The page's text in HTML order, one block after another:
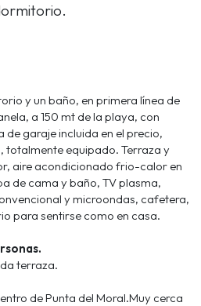
y un baño, en primera línea de
a 150 mt de la playa, con
garaje incluida en el precio,
totalmente equipado. Terraza y
aire acondicionado frio-calor en
de cama y baño, TV plasma,
y microondas, cafetera,
para sentirse como en casa.
terraza.
de Punta del Moral.Muy cerca